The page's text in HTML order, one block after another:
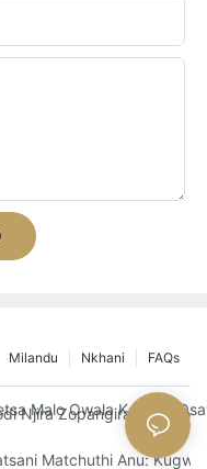
FAQs
Nkhani
Milandu
Malo Owala Kapena
Njira Zopangira Mtengo
Ndi Magetsi A Khirisimasi
Matchuthi Anu: